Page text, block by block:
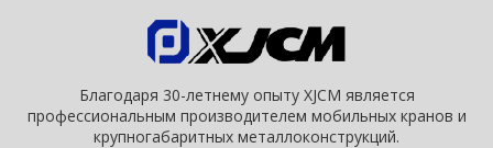
Благодаря 30-летнему опыту XJCM является
профессиональным производителем мобильных кранов и
крупногабаритных металлоконструкций.